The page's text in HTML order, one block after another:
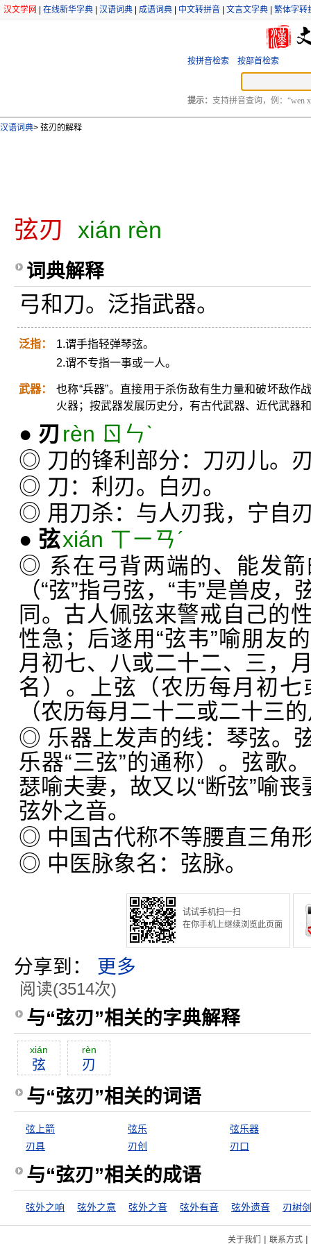
汉文学网 在线新华字典 汉语词典 成语词典 中文转拼音 文言文字典 繁体字转
按拼音检索 按部首检索
提示： 支持拼音查询，例：“wen
汉语词典> 弦刃的解释
弦刃 xián rèn
词典解释
弓和刀。泛指武器。
泛指：
1.谓手指轻弹琴弦。
2.谓不专指一事或一人。
武器：
也称“兵器”。直接用于杀伤敌有生力量和破坏敌作
火器；按武器发展历史分，有古代武器、近代武器
● 刃rèn ㄖㄣˋ
◎ 刀的锋利部分：刀刃儿。
◎ 刀：利刃。白刃。
◎ 用刀杀：与人刃我，宁自
● 弦xián ㄒㄧㄢˊ
◎ 系在弓背两端的、能发
（“弦”指弓弦，“韦”是兽皮
同。古人佩弦来警戒自己的
性急；后遂用“弦韦”喻朋友
月初七、八或二十二、三，
名）。上弦（农历每月初
（农历每月二十二或二十三
◎ 乐器上发声的线：琴弦。
乐器“三弦”的通称）。弦歌
瑟喻夫妻，故又以“断弦”喻
弦外之音。
◎ 中国古代称不等腰直三角
◎ 中医脉象名：弦脉。
试试手机扫一扫
在你手机上继续浏览此页面
分享到： 更多
阅读(3514次)
与“弦刃”相关的字典解释
xián
弦
rèn
刃
与“弦刃”相关的词语
弦上箭 弦乐
弦乐器
刃具
刃创 刃口
与“弦刃”相关的成语
弦外之响 弦外之意 弦外之音 弦外有音 弦外遗音 刃树
关于我们 | 联系方式|